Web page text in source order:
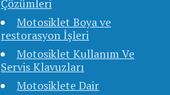
Çözümleri
Motosiklet Boya ve
restorasyon İşleri
Motosiklet Kullanım Ve
Servis Klavuzları
Motosiklete Dair